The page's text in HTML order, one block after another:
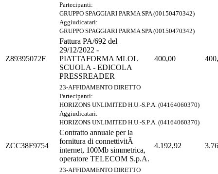
Partecipanti:
GRUPPO SPAGGIARI PARMA SPA (00150470342)
Aggiudicatari:
GRUPPO SPAGGIARI PARMA SPA (00150470342)
Z89395072F
Fattura PA/692 del
29/12/2022 -
PIATTAFORMA MLOL
SCUOLA - EDICOLA
PRESSREADER
400,00
23-AFFIDAMENTO DIRETTO
Partecipanti:
HORIZONS UNLIMITED H.U.-S.P.A. (04164060370)
Aggiudicatari:
HORIZONS UNLIMITED H.U.-S.P.A. (04164060370)
ZCC38F9754
Contratto annuale per la
fornitura di connettivitÃ
internet, 100Mb simmetrica,
operatore TELECOM S.p.A.
4.192,92
23-AFFIDAMENTO DIRETTO